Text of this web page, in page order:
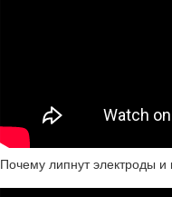
Почему липнут электроды